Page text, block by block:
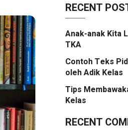
RECENT
Anak-anak Kita
TKA
Contoh Teks
oleh Adik Kelas
Tips
Kelas
RECENT